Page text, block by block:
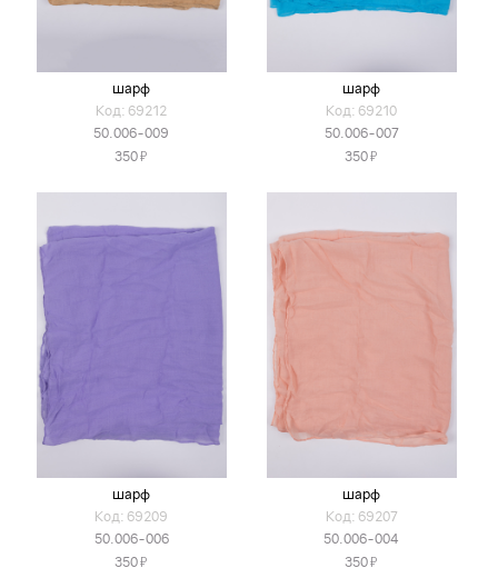
шарф
Код: 69212
50.006-009
350Я
шарф
Код: 69210
50.006-007
350Я
шарф
Код: 69209
50.006-006
350Я
шарф
Код: 69207
50.006-004
350Я